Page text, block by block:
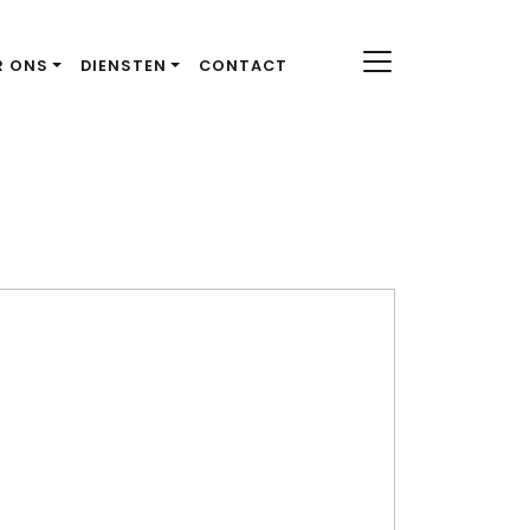
ONS DIENSTEN CONTACT